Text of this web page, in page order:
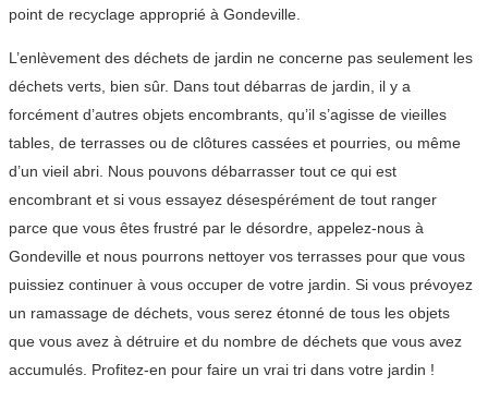
point de recyclage approprié à Gondeville.
L’enlèvement des déchets de jardin ne concerne pas seulement les
déchets verts, bien sûr. Dans tout débarras de jardin, il y a
forcément d’autres objets encombrants, qu’il s’agisse de vieilles
tables, de terrasses ou de clôtures cassées et pourries, ou même
d’un vieil abri. Nous pouvons débarrasser tout ce qui est
encombrant et si vous essayez désespérément de tout ranger
parce que vous êtes frustré par le désordre, appelez-nous à
Gondeville et nous pourrons nettoyer vos terrasses pour que vous
puissiez continuer à vous occuper de votre jardin. Si vous prévoyez
un ramassage de déchets, vous serez étonné de tous les objets
que vous avez à détruire et du nombre de déchets que vous avez
accumulés. Profitez-en pour faire un vrai tri dans votre jardin !